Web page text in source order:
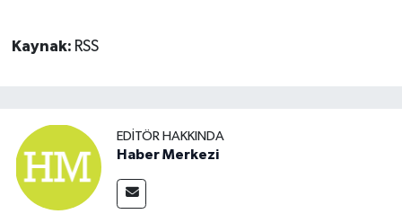
Kaynak: RSS
EDITÖR HAKKINDA
Haber Merkezi